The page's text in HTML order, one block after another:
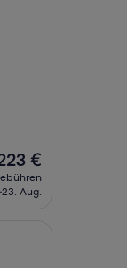
€
Aug.